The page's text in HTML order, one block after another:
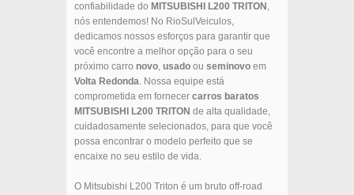
confiabilidade do MITSUBISHI L200 TRITON ,
nós entendemos! No RioSulVeiculos,
dedicamos nossos esforços para garantir que
você encontre a melhor opção para o seu
próximo carro novo, usado ou seminovo em
Volta Redonda. Nossa equipe está
comprometida em fornecer carros baratos
MITSUBISHI
L200 TRITON de alta qualidade,
cuidadosamente selecionados, para que você
possa encontrar o modelo perfeito que se
encaixe no seu estilo de vida.
O Mitsubishi L200 Triton é um bruto off-road